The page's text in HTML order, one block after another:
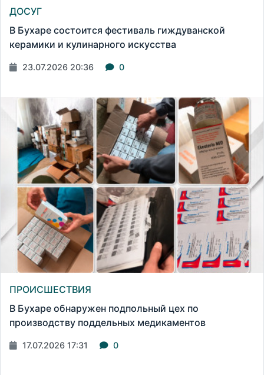
ДОСУГ
В Бухаре состоится фестиваль гиждуванской
керамики и кулинарного искусства
23.07.2026 20:36 0
ПРОИСШЕСТВИЯ
В Бухаре обнаружен подпольный цех по
производству поддельных медикаментов
17.07.2026 17:31 0